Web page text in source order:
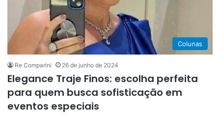
Colunas
Re Comparini 26 de junho de 2024
Elegance Traje Finos: escolha perfeita
para quem busca sofisticação em
eventos especiais